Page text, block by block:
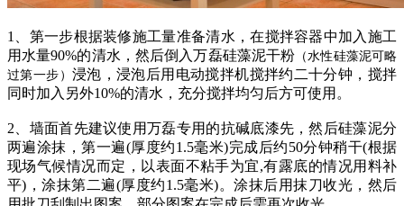
1、第一步根据装修施工量准备清水，在搅拌容器中加入施工
用水量90%的清水，然后倒入万磊硅藻泥干粉 （水性硅藻泥可略
过第一步） 浸泡，浸泡后用电动搅拌机搅拌约二十分钟，搅拌
同时加入另外10%的清水，充分搅拌均匀后方可使用。
2、墙面首先建议使用万磊专用的抗碱底漆先，然后硅藻泥分
两遍涂抹，第一遍(厚度约1.5毫米)完成后约50分钟稍干(根据
现场气候情况而定，以表面不粘手为宜,有露底的情况用料补
平)，涂抹第二遍(厚度约1.5毫米)。涂抹后用抹刀收光，然后